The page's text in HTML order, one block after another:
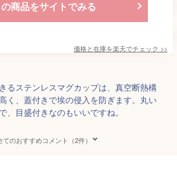
商品をサイトでみる
価格と在庫を楽天でチェック >>
るステンレスマグカップは、真空断熱構
く、蓋付きで埃の侵入を防ぎます。丸い
、目盛付きなのもいいですね。
てのおすすめコメント（2件）